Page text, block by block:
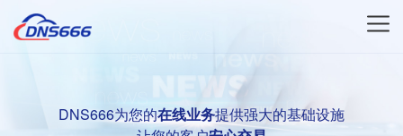
DNS666为您的在线业务提供强大的基础设施